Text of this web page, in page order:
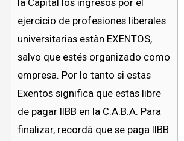
la Capital los ingresos por el
ejercicio de profesiones liberales
universitarias estàn EXENTOS,
salvo que estés organizado como
empresa. Por lo tanto si estas
Exentos significa que estas libre
de pagar IIBB en la C.A.B.A. Para
finalizar, recordà que se paga IIBB